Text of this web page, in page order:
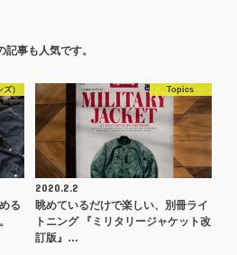
記事も人気です。
）
る
Topics
2020.2.2
眺めているだけで楽しい、別冊ライ
トニング 『ミリタリージャケット改
訂版』…